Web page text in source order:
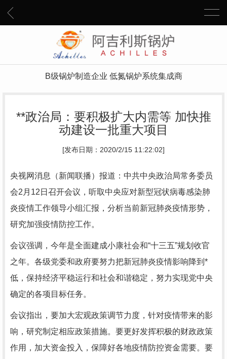
B级锅炉制造企业 低氮锅炉系统集成商
**政治局：要积极扩大内需等 加快推
动建设一批重大项目
[发布日期：2020/2/15 11:22:02]
央视网消息（新闻联播）报道：中共中央政治局常务委员
会2月12日召开会议，听取中央应对新型冠状病毒感染肺
炎疫情工作领导小组汇报，分析当前新冠肺炎疫情形势，
研究加强疫情防控工作。
会议强调，今年是全面建成小康社会和“十三五”规划收官
之年。各级党委和政府要努力把新冠肺炎疫情影响降到*
低，保持经济平稳运行和社会和谐稳定，努力实现党中央
确定的各项目标任务。
会议指出，要加大宏观政策调节力度，针对疫情带来的影
响，研究制定相应政策措施。要更好发挥积极的财政政策
作用，加大资金投入，保障好各地疫情防控资金需要。要